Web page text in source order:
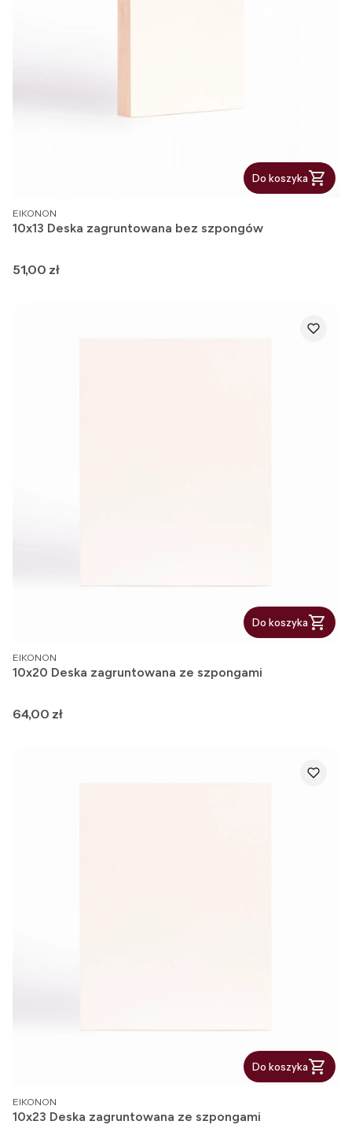
Do koszyka
PRODUCENT
EIKONON
10x13 Deska zagruntowana bez szpongów
Cena
51,00 zł
Do koszyka
PRODUCENT
EIKONON
10x20 Deska zagruntowana ze szpongami
Cena
64,00 zł
Do koszyka
PRODUCENT
EIKONON
10x23 Deska zagruntowana ze szpongami